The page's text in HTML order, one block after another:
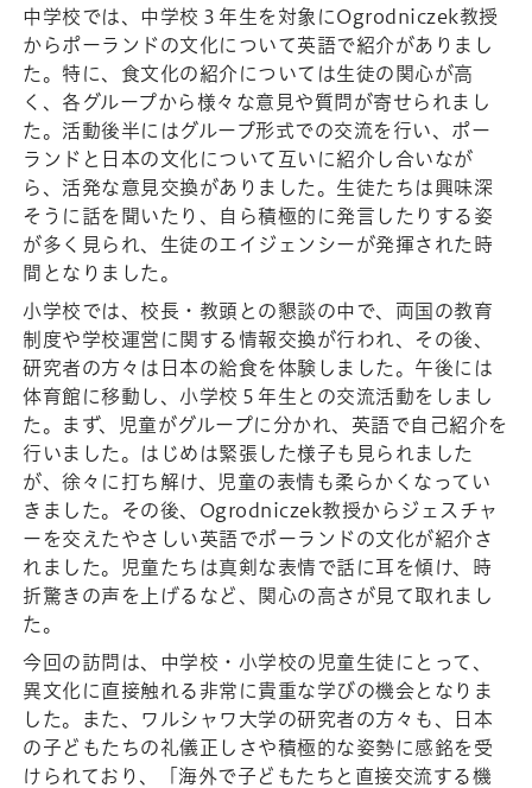
中学校では、中学校３年生を対象にOgrodniczek教授
からポーランドの文化について英語で紹介がありまし
た。特に、食文化の紹介については生徒の関心が高
く、各グループから様々な意見や質問が寄せられまし
た。活動後半にはグループ形式での交流を行い、ポー
ランドと日本の文化について互いに紹介し合いなが
ら、活発な意見交換がありました。生徒たちは興味深
そうに話を聞いたり、自ら積極的に発言したりする姿
が多く見られ、生徒のエイジェンシーが発揮された時
間となりました。
小学校では、校長・教頭との懇談の中で、両国の教育
制度や学校運営に関する情報交換が行われ、その後、
研究者の方々は日本の給食を体験しました。午後には
体育館に移動し、小学校５年生との交流活動をしまし
た。まず、児童がグループに分かれ、英語で自己紹介を
行いました。はじめは緊張した様子も見られました
が、徐々に打ち解け、児童の表情も柔らかくなってい
きました。その後、Ogrodniczek教授からジェスチャ
ーを交えたやさしい英語でポーランドの文化が紹介さ
れました。児童たちは真剣な表情で話に耳を傾け、時
折驚きの声を上げるなど、関心の高さが見て取れまし
た。
今回の訪問は、中学校・小学校の児童生徒にとって、
異文化に直接触れる非常に貴重な学びの機会となりま
した。また、ワルシャワ大学の研究者の方々も、日本
の子どもたちの礼儀正しさや積極的な姿勢に感銘を受
けられており、「海外で子どもたちと直接交流する機